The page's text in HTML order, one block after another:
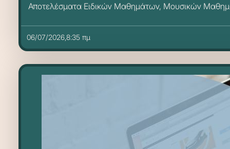
Αποτελέσματα Ειδικών Μαθημάτων, Μουσικών
06/07/2026,8:35 πμ